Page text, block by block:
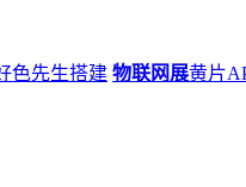
色先生搭建 物联网展黄片